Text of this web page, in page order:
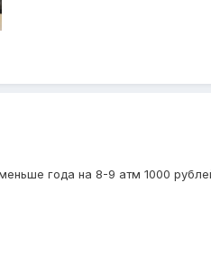
года на 8-9 атм 1000